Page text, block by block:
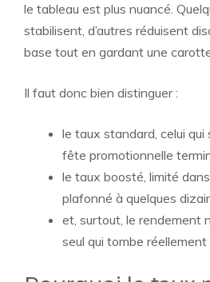
le tableau est plus nuancé.
stabilisent, d’autres réduisent
base tout en gardant une
Il faut donc bien distinguer :
le taux standard, celui qui
fête promotionnelle
le taux boosté, limité
plafonné à quelques
et, surtout, le rendement
seul qui tombe